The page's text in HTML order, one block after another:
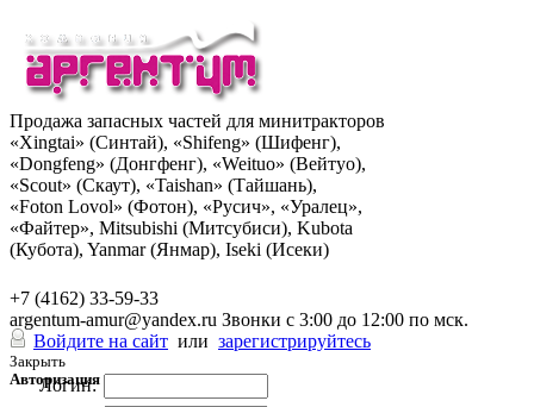
Продажа запасных частей для минитракторов
«Xingtai» (Синтай), «Shifeng» (Шифенг),
«Dongfeng» (Донгфенг), «Weituo» (Вейтуо),
«Scout» (Скаут), «Taishan» (Тайшань),
«Foton Lovol» (Фотон), «Русич», «Уралец»,
«Файтер», Mitsubishi (Митсубиси), Kubota
(Кубота), Yanmar (Янмар), Iseki (Исеки)
+7 (4162) 33-59-33
argentum-amur@yandex.ru Звонки с 3:00 до 12:00 по мск.
Войдите на сайт или зарегистрируйтесь
Закрыть
Авторизация
Логин: